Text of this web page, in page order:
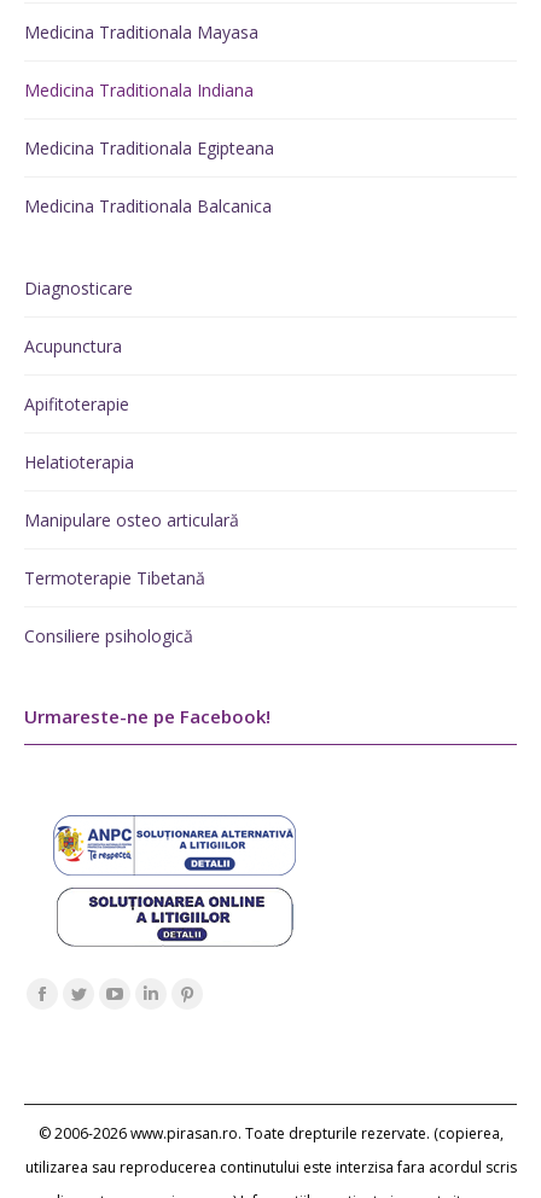
Medicina Traditionala Mayasa
Medicina Traditionala Indiana
Medicina Traditionala Egipteana
Medicina Traditionala Balcanica
Diagnosticare
Acupunctura
Apifitoterapie
Helatioterapia
Manipulare osteo articulară
Termoterapie Tibetană
Consiliere psihologică
Urmareste-ne pe Facebook!
Find us on:
Facebook
in
new
window
Twitter
in
new
window
YouTube
in
new
window
Linkedin
in
new
window
in
new
window
© 2006-2026 www.pirasan.ro. Toate drepturile rezervate. (copierea,
utilizarea sau reproducerea continutului este interzisa fara acordul scris